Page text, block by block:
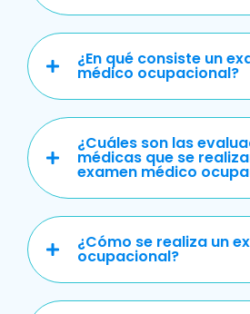
¿En qué consiste un
médico ocupacional?
¿Cuáles son las
médicas que se
examen médico
¿Cómo se realiza un
ocupacional?